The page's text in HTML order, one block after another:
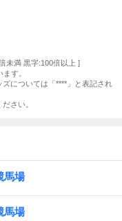
未満 黒字:100倍以上 ]
す。
については「****」と表記され
さい。
馬場
馬場